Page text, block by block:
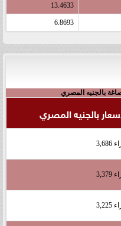
13.4633
6.8693
بالجنيه المصري
بالجنيه المصري